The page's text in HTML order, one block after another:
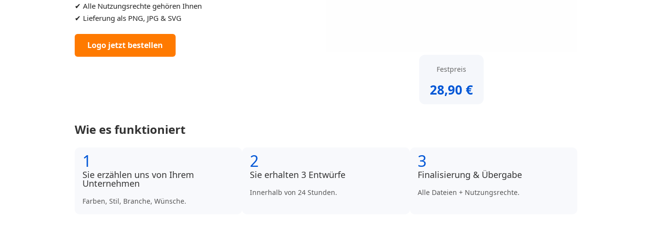
✔ Alle Nutzungsrechte gehören Ihnen
✔ Lieferung als PNG, JPG & SVG
Logo jetzt bestellen
Festpreis
28,90 €
Wie es funktioniert
1
Sie erzählen uns von Ihrem
Unternehmen
Farben, Stil, Branche, Wünsche.
2
Sie erhalten 3 Entwürfe
Innerhalb von 24 Stunden.
3
Finalisierung & Übergabe
Alle Dateien + Nutzungsrechte.